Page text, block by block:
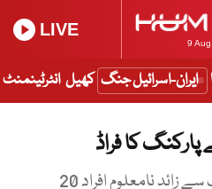
9
LIVE
ایران-اسرائیل جنگ کھیل انٹرٹینمنٹ
رپورٹ کے مطابق ایک یا ایک سے زائد نامعلوم افراد 20